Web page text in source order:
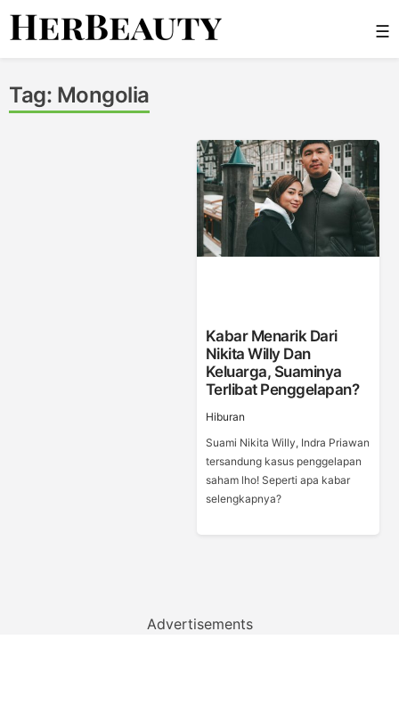
Skip
☰
Tag: Mongolia
Kabar Menarik Dari
Nikita Willy Dan
Keluarga, Suaminya
Terlibat Penggelapan?
Hiburan
Suami Nikita Willy, Indra Priawan
tersandung kasus penggelapan
saham lho! Seperti apa kabar
selengkapnya?
Advertisements